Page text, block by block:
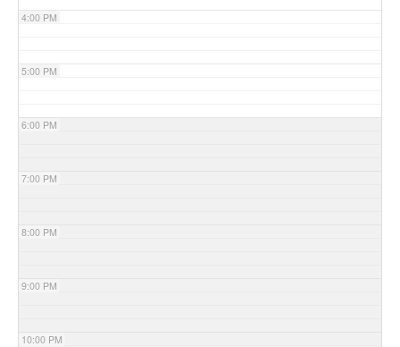
4:00 PM
5:00 PM
6:00 PM
7:00 PM
8:00 PM
9:00 PM
10:00 PM